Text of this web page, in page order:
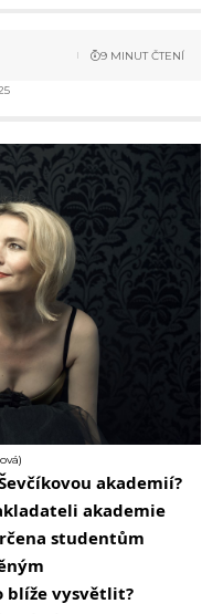
9 MINUT ČTENÍ
akademií?
akademie
studentům
blíže vysvětlit?